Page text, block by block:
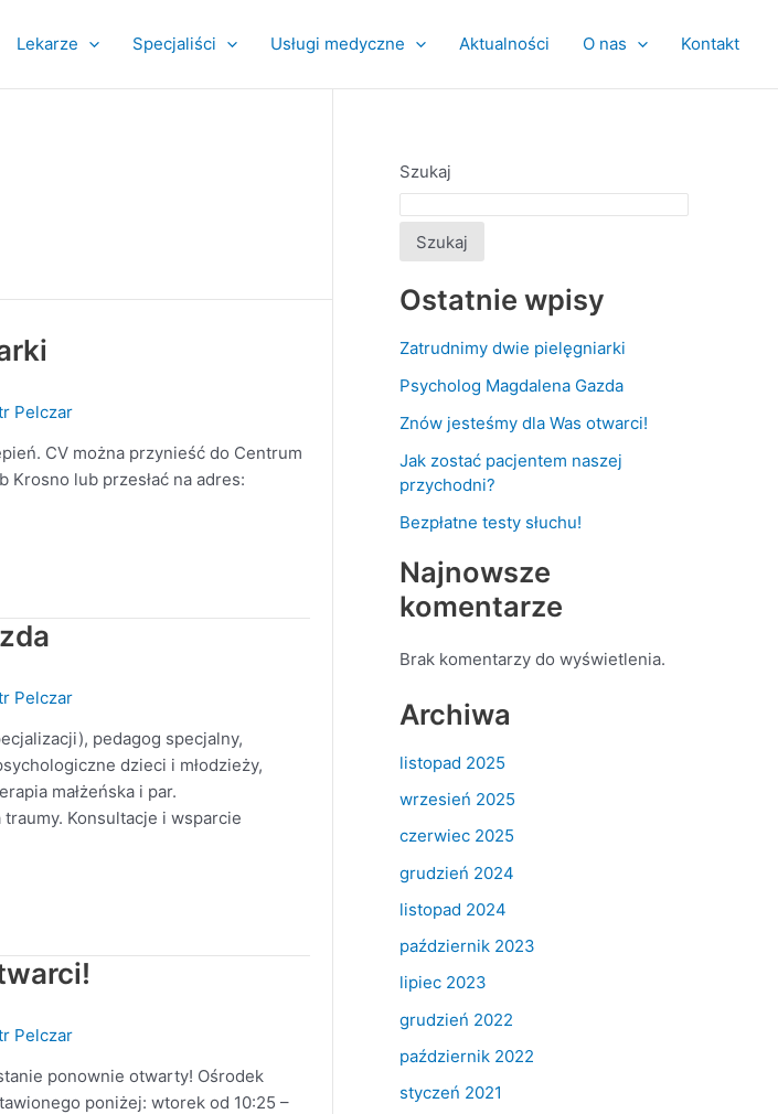
Lekarze Specjaliści Usługi medyczne Aktualności O nas Kontakt
Pelczar
CV można przynieść do Centrum
Krosno lub przesłać na adres:
Pelczar
pedagog specjalny,
dzieci i młodzieży,
małżeńska i par.
Konsultacje i wsparcie
Pelczar
ponownie otwarty! Ośrodek
poniżej: wtorek od 10:25 –
Szukaj
Szukaj
Ostatnie wpisy
Zatrudnimy dwie pielęgniarki
Psycholog Magdalena Gazda
Znów jesteśmy dla Was otwarci!
Jak zostać pacjentem naszej
przychodni?
Bezpłatne testy słuchu!
Najnowsze
komentarze
Brak komentarzy do wyświetlenia.
Archiwa
listopad 2025
wrzesień 2025
czerwiec 2025
grudzień 2024
listopad 2024
październik 2023
lipiec 2023
grudzień 2022
październik 2022
styczeń 2021